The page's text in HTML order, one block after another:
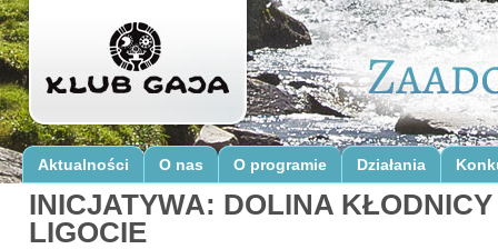
Aktualności O nas O programie Działania
INICJATYWA: DOLINA
LIGOCIE